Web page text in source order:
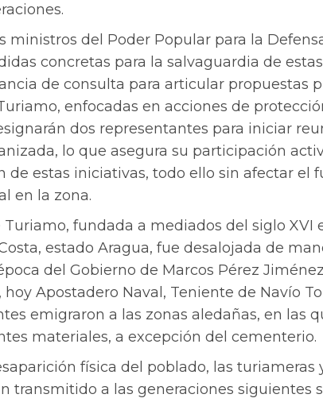
ministros del Poder Popular para la
concretas para la salvaguardia de
de consulta para articular propuestas
enfocadas en acciones de
dos representantes para iniciar
lo que asegura su participación
de estas iniciativas, todo ello sin afectar el
en la zona.
Turiamo, fundada a mediados del siglo XVI
estado Aragua, fue desalojada de
del Gobierno de Marcos Pérez
hoy Apostadero Naval, Teniente de Navío
emigraron a las zonas aledañas, en las
materiales, a excepción del cementerio.
física del poblado, las turiameras
transmitido a las generaciones siguientes